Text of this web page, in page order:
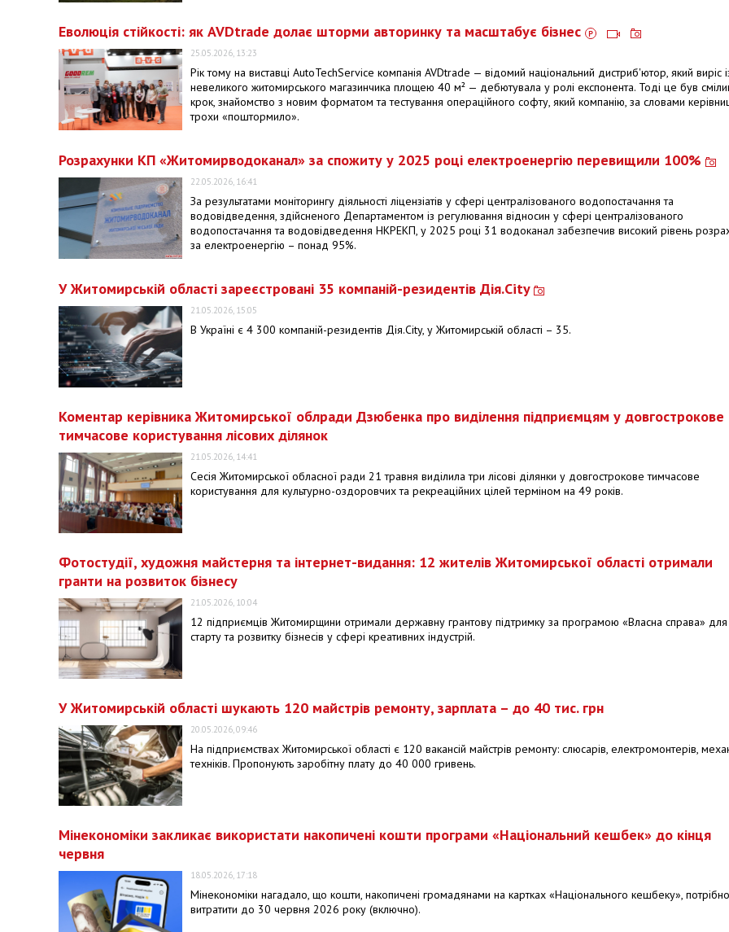
Еволюція стійкості: як AVDtrade долає шторми авторинку та масштабує бізнес
25.05.2026, 13:23
Рік тому на виставці AutoTechService компанія AVDtrade — відомий національний дистриб'ютор, який виріс
невеликого житомирського магазинчика площею 40 м² — дебютувала у ролі експонента. Тоді це був
крок, знайомство з новим форматом та тестування операційного софту, який компанію, за словами
трохи «поштормило».
Розрахунки КП «Житомирводоканал» за спожиту у 2025 році електроенергію перевищили 100%
22.05.2026, 16:41
За результатами моніторингу діяльності ліцензіатів у сфері централізованого водопостачання та
водовідведення, здійсненого Департаментом із регулювання відносин у сфері централізованого
водопостачання та водовідведення НКРЕКП, у 2025 році 31 водоканал забезпечив високий рівень
за електроенергію – понад 95%.
У Житомирській області зареєстровані 35 компаній-резидентів Дія.City
21.05.2026, 15:05
В Україні є 4 300 компаній-резидентів Дія.City, у Житомирській області – 35.
Коментар керівника Житомирської облради Дзюбенка про виділення підприємцям у довгострокове
тимчасове користування лісових ділянок
21.05.2026, 14:41
Сесія Житомирської обласної ради 21 травня виділила три лісові ділянки у довгострокове тимчасове
користування для культурно-оздоровчих та рекреаційних цілей терміном на 49 років.
Фотостудії, художня майстерня та інтернет-видання: 12 жителів Житомирської області отримали
гранти на розвиток бізнесу
21.05.2026, 10:04
12 підприємців Житомирщини отримали державну грантову підтримку за програмою «Власна справа» для
старту та розвитку бізнесів у сфері креативних індустрій.
У Житомирській області шукають 120 майстрів ремонту, зарплата – до 40 тис. грн
20.05.2026, 09:46
На підприємствах Житомирської області є 120 вакансій майстрів ремонту: слюсарів, електромонтерів,
техніків. Пропонують заробітну плату до 40 000 гривень.
Мінекономіки закликає використати накопичені кошти програми «Національний кешбек» до кінця
червня
18.05.2026, 17:18
Мінекономіки нагадало, що кошти, накопичені громадянами на картках «Національного кешбеку», потрібно
витратити до 30 червня 2026 року (включно).